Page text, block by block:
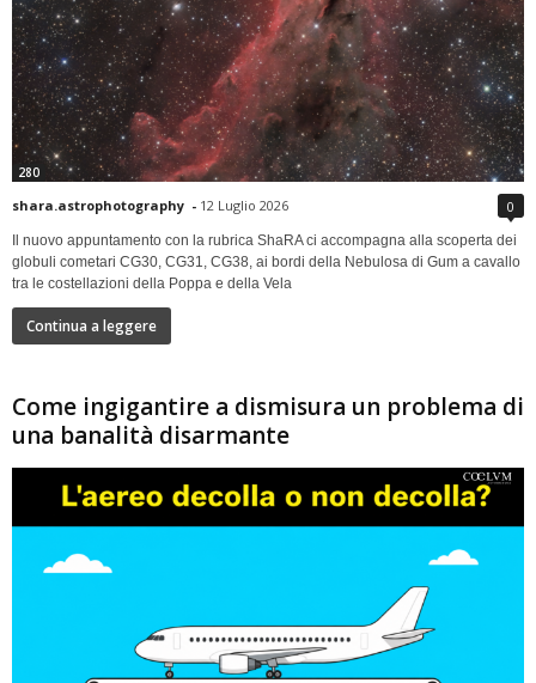
280
shara.astrophotography - 12 Luglio 2026 0
Il nuovo appuntamento con la rubrica ShaRA ci accompagna alla scoperta dei
globuli cometari CG30, CG31, CG38, ai bordi della Nebulosa di Gum a cavallo
tra le costellazioni della Poppa e della Vela
Continua a leggere
Come ingigantire a dismisura un problema di
una banalità disarmante